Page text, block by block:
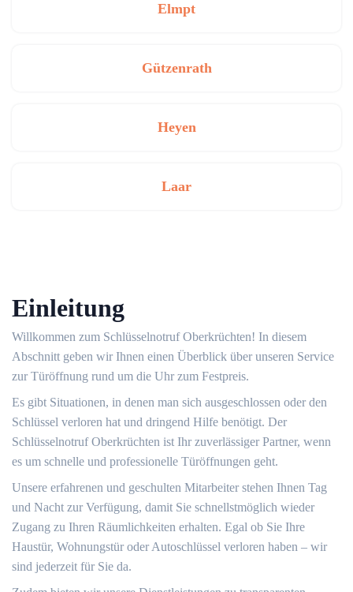
Elmpt
Gützenrath
Heyen
Laar
Einleitung
Willkommen zum Schlüsselnotruf Oberkrüchten!​ In diesem
Abschnitt geben wir Ihnen einen Überblick über unseren Service
zur Türöffnung rund um die Uhr zum Festpreis.​
Es gibt Situationen, in denen man sich ausgeschlossen oder den
Schlüssel verloren hat und dringend Hilfe benötigt.​ Der
Schlüsselnotruf Oberkrüchten ist Ihr zuverlässiger Partner, wenn
es um schnelle und professionelle Türöffnungen geht.​
Unsere erfahrenen und geschulten Mitarbeiter stehen Ihnen Tag
und Nacht zur Verfügung, damit Sie schnellstmöglich wieder
Zugang zu Ihren Räumlichkeiten erhalten.​ Egal ob Sie Ihre
Haustür, Wohnungstür oder Autoschlüssel verloren haben – wir
sind jederzeit für Sie da.​